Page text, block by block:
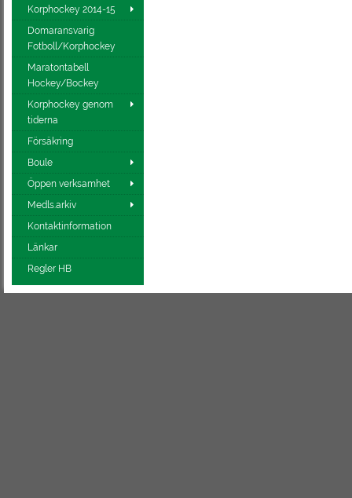
Korphockey 2014-15
Domaransvarig
Fotboll/Korphockey
Maratontabell
Hockey/Bockey
Korphockey genom
tiderna
Försäkring
Boule
Öppen verksamhet
Medls.arkiv
Kontaktinformation
Länkar
Regler HB